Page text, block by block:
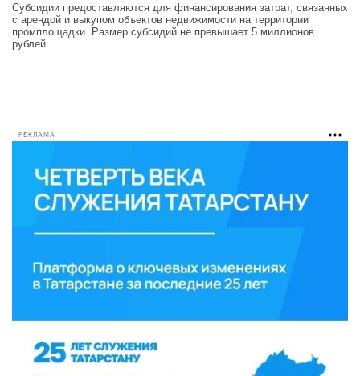
Субсидии предоставляются для финансирования затрат, связанных
с арендой и выкупом объектов недвижимости на территории
промплощадки. Размер субсидий не превышает 5 миллионов
рублей.
РЕКЛАМА